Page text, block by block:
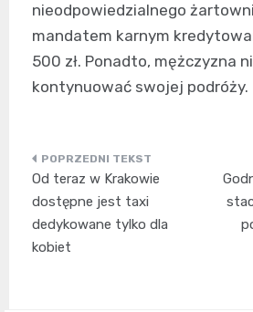
nieodpowiedzialnego
mandatem karnym
500 zł. Ponadto, mężczyzna
kontynuować swojej podróży.
Nawigacja
wpisu
Od teraz w Krakowie
dostępne jest taxi
dedykowane tylko dla
kobiet